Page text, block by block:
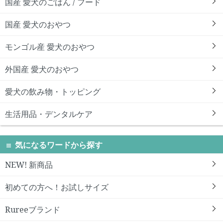
国産 愛犬のおやつ
モンゴル産 愛犬のおやつ
外国産 愛犬のおやつ
愛犬の飲み物・トッピング
生活用品・デンタルケア
気になるワードから探す
NEW! 新商品
初めての方へ！お試しサイズ
Rureeブランド